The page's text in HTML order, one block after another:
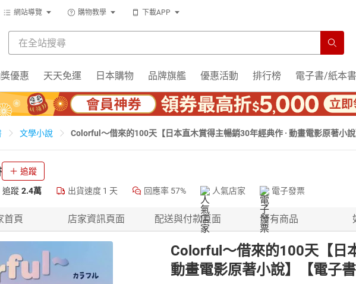
網站導覽 購物教學 下載APP
優惠 天天免運 日本購物 品牌旗艦 優惠活動 排行榜 電子書/紙本書
文學小說 Colorful～借來的100天【日本直木賞得主暢銷30年經典作 · 動畫電影原著小說
追蹤
追蹤 2.4萬 出貨速度 1 天 回應率 57% 人氣店家 電子發票
首頁 店家資訊頁面 配送與付款頁面 所有商品
Colorful～借來的100天【日
動畫電影原著小說】【電子書